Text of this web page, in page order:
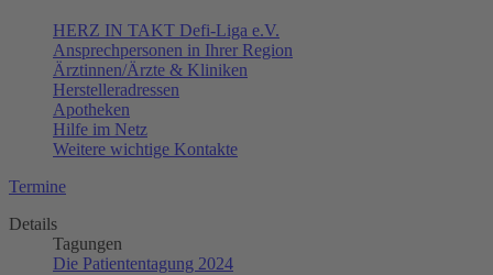
HERZ IN TAKT Defi-Liga e.V.
Ansprechpersonen in Ihrer Region
Ärztinnen/Ärzte & Kliniken
Herstelleradressen
Apotheken
Hilfe im Netz
Weitere wichtige Kontakte
Termine
Details
Tagungen
Die Patiententagung 2024